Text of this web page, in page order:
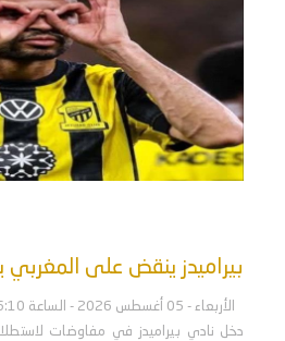
بيراميدز ينقض على
الأربعاء - 05 أغسطس 2026 - الساعة 06:10 ص
دخل نادي بيراميدز في مفاوضات